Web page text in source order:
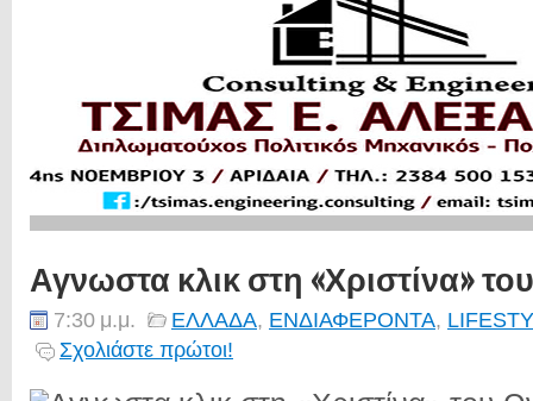
Αγνωστα κλικ στη «Χριστίνα»
7:30 μ.μ. ΕΛΛΑΔΑ, ΕΝΔΙΑΦΕΡΟΝΤΑ,
Σχολιάστε πρώτοι!